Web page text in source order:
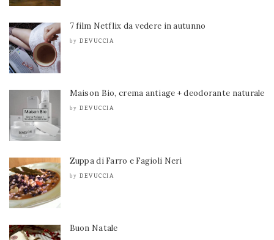
7 film Netflix da vedere in autunno
by DEVUCCIA
Maison Bio, crema antiage + deodorante naturale
by DEVUCCIA
Zuppa di Farro e Fagioli Neri
by DEVUCCIA
Buon Natale